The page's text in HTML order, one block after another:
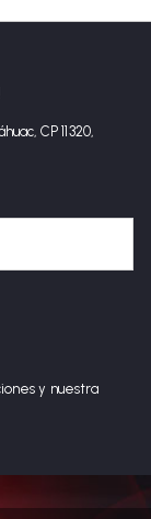
CP 11320,
y nuestra